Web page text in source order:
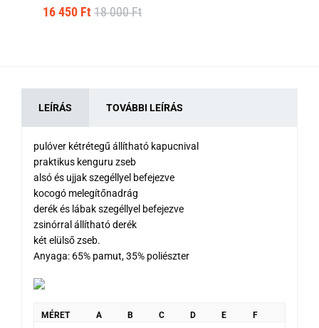
16 450 Ft 18 000 Ft
LEÍRÁS TOVÁBBI LEÍRÁS
pulóver kétrétegű állítható kapucnival
praktikus kenguru zseb
alsó és ujjak szegéllyel befejezve
kocogó melegítőnadrág
derék és lábak szegéllyel befejezve
zsinórral állítható derék
két elülső zseb.
Anyaga: 65% pamut, 35% poliészter
MÉRET A B C D E F